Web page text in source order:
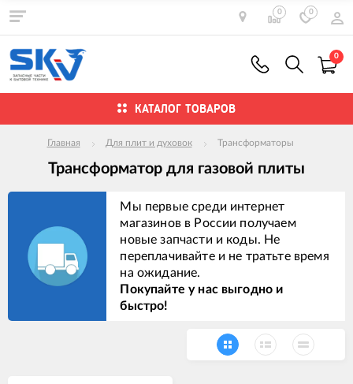
0 0
0
КАТАЛОГ ТОВАРОВ
Главная Для плит и духовок Трансформаторы
Трансформатор для газовой плиты
Мы первые среди интернет
магазинов в России получаем
новые запчасти и коды. Не
переплачивайте и не тратьте время
на ожидание.
Покупайте у нас выгодно и
быстро!